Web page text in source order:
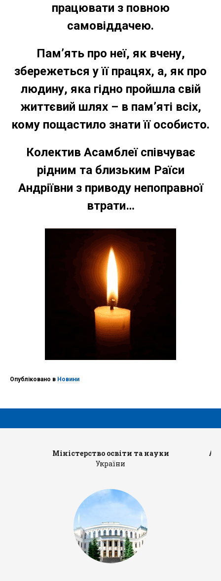
працювати з повною
самовіддачею.
Пам’ять про неї, як вчену,
збережеться у її працях, а, як про
людину, яка гідно пройшла свій
життєвий шлях – в пам’яті всіх,
кому пощастило знати її особисто.
Колектив Асамблеї співчуває
рідним та близьким Раїси
Андріївни з приводу непоправної
втрати…
Опубліковано в Новини
Міністерство освіти та науки
України